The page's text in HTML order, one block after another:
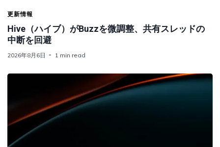
更新情報
Hive（ハイブ）がBuzzを微調整、共有スレッドの
中断を回避
2026年8月6日 1 min read